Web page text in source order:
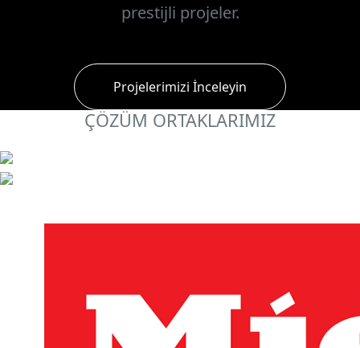
prestijli projeler.
Projelerimizi İnceleyin
ÇÖZÜM ORTAKLARIMIZ